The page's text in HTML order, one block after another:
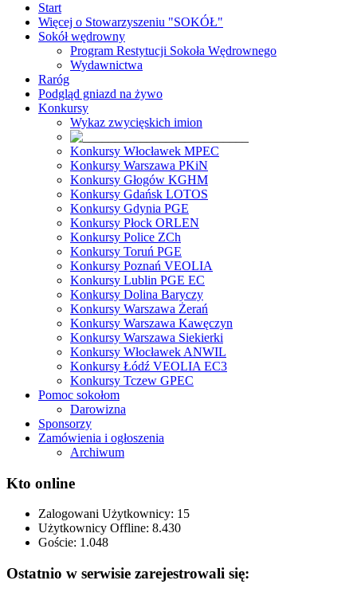
Start
Więcej o Stowarzyszeniu "SOKÓŁ"
Sokół wędrowny
Program Restytucji Sokoła Wędrownego
Wydawnictwa
Raróg
Podgląd gniazd na żywo
Konkursy
Wykaz zwycięskich imion
Konkursy Włocławek MPEC
Konkursy Warszawa PKiN
Konkursy Głogów KGHM
Konkursy Gdańsk LOTOS
Konkursy Gdynia PGE
Konkursy Płock ORLEN
Konkursy Police ZCh
Konkursy Toruń PGE
Konkursy Poznań VEOLIA
Konkursy Lublin PGE EC
Konkursy Dolina Baryczy
Konkursy Warszawa Żerań
Konkursy Warszawa Kawęczyn
Konkursy Warszawa Siekierki
Konkursy Włocławek ANWIL
Konkursy Łódź VEOLIA EC3
Konkursy Tczew GPEC
Pomoc sokołom
Darowizna
Sponsorzy
Zamówienia i ogłoszenia
Archiwum
Kto online
Zalogowani Użytkownicy: 15
Użytkownicy Offline: 8.430
Goście: 1.048
Ostatnio w serwisie zarejestrowali się: